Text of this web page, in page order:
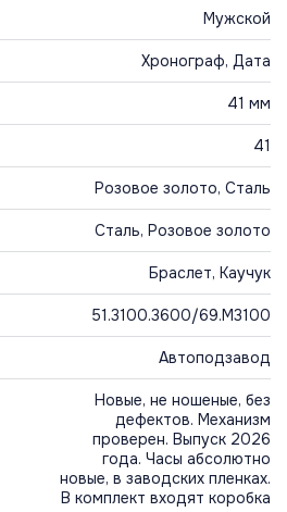
Мужской
Хронограф, Дата
41 мм
41
Розовое золото, Сталь
Сталь, Розовое золото
Браслет, Каучук
51.3100.3600/69.M3100
Автоподзавод
Новые, не ношеные, без
дефектов. Механизм
проверен. Выпуск 2026
года. Часы абсолютно
новые, в заводских пленках.
В комплект входят коробка